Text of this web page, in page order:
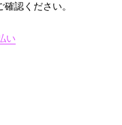
認ください。
い